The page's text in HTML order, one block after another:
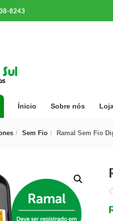
8243
Ínicio Sobre nós
Sem Fio Ramal Sem Fio